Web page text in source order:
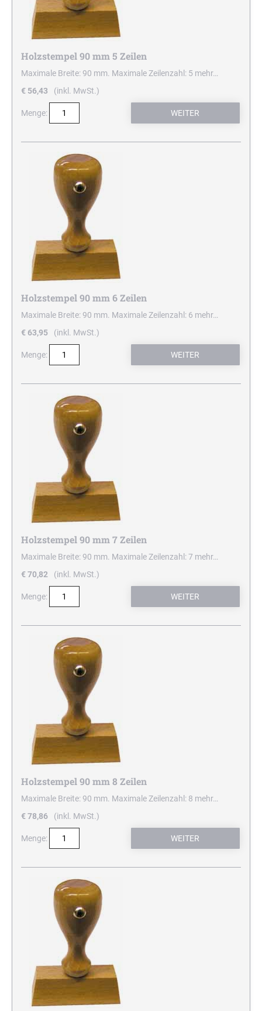
Holzstempel 90 mm 5 Zeilen
Maximale Breite: 90 mm. Maximale Zeilenzahl: 5 mehr…
€ 56,43
(inkl. MwSt.)
Menge:
Holzstempel 90 mm 6 Zeilen
Maximale Breite: 90 mm. Maximale Zeilenzahl: 6 mehr…
€ 63,95
(inkl. MwSt.)
Menge:
Holzstempel 90 mm 7 Zeilen
Maximale Breite: 90 mm. Maximale Zeilenzahl: 7 mehr…
€ 70,82
(inkl. MwSt.)
Menge:
Holzstempel 90 mm 8 Zeilen
Maximale Breite: 90 mm. Maximale Zeilenzahl: 8 mehr…
€ 78,86
(inkl. MwSt.)
Menge: